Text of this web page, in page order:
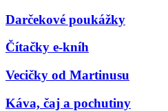
Darčekové poukážky
Čítačky e-kníh
Vecičky od Martinusu
Káva, čaj a pochutiny